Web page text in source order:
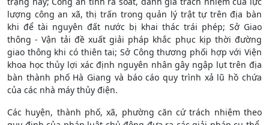
lượng công an xã, thị trấn trong quản lý trật tự trên địa bàn
khi để tài nguyên đất nước bị khai thác trái phép; Sở Giao
thông - Vận tải đề xuất giải pháp khắc phục kịp thời đường
giao thông khi có thiên tai; Sở Công thương phối hợp với Viện
khoa học thủy lợi xác định nguyên nhân gây ngập lụt trên địa
bàn thành phố Hà Giang và báo cáo quy trình xả lũ hồ chứa
của các nhà máy thủy điện.
Các huyện, thành phố, xã, phường căn cứ trách nhiệm theo